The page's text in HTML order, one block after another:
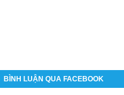
BÌNH LUẬN QUA FACEBOOK